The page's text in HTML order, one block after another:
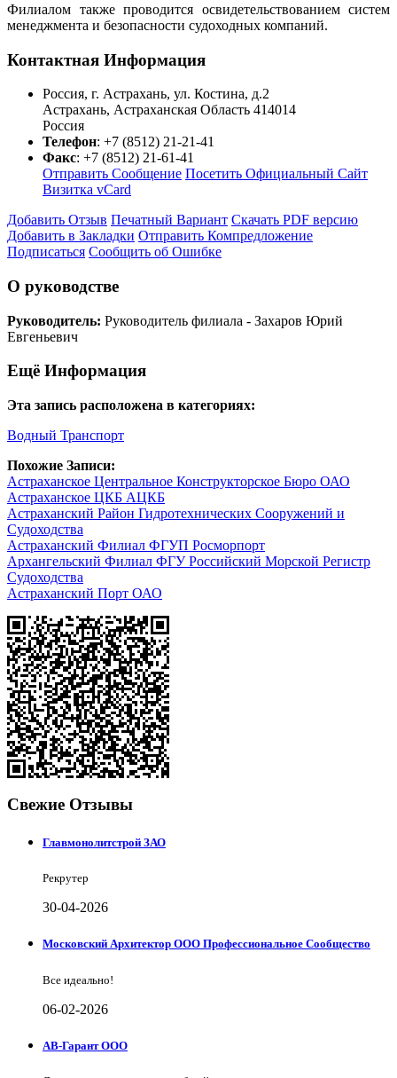
Филиалом также проводится освидетельствованием систем
менеджмента и безопасности судоходных компаний.
Контактная Информация
Россия, г. Астрахань, ул. Костина, д.2
Астрахань, Астраханская Область 414014
Россия
Телефон: +7 (8512) 21-21-41
Факс: +7 (8512) 21-61-41
Отправить Сообщение Посетить Официальный Сайт
Визитка vCard
Добавить Отзыв Печатный Вариант Скачать PDF версию
Добавить в Закладки Отправить Компредложение
Подписаться Сообщить об Ошибке
О руководстве
Руководитель: Руководитель филиала - Захаров Юрий
Евгеньевич
Ещё Информация
Эта запись расположена в категориях:
Водный Транспорт
Похожие Записи:
Астраханское Центральное Конструкторское Бюро ОАО
Астраханское ЦКБ АЦКБ
Астраханский Район Гидротехнических Сооружений и
Судоходства
Астраханский Филиал ФГУП Росморпорт
Архангельский Филиал ФГУ Российский Морской Регистр
Судоходства
Астраханский Порт ОАО
Свежие Отзывы
Главмонолитстрой ЗАО
Рекрутер
30-04-2026
Московский Архитектор ООО Профессиональное Сообщество
Все идеально!
06-02-2026
АВ-Гарант ООО